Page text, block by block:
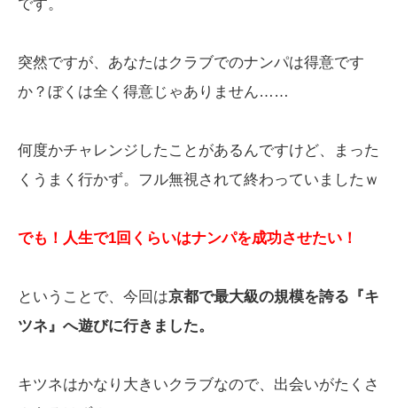
です。
突然ですが、あなたはクラブでのナンパは得意です
か？ぼくは全く得意じゃありません……
何度かチャレンジしたことがあるんですけど、まった
くうまく行かず。フル無視されて終わっていましたｗ
でも！人生で1回くらいはナンパを成功させたい！
ということで、今回は京都で最大級の規模を誇る『キ
ツネ』へ遊びに行きました。
キツネはかなり大きいクラブなので、出会いがたくさ